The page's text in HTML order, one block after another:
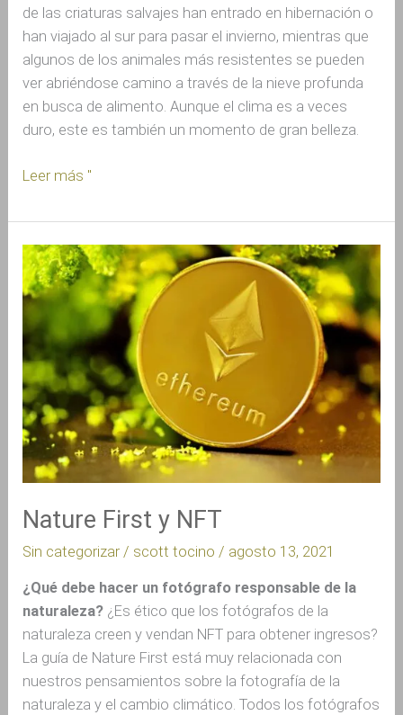
de las criaturas salvajes han entrado en hibernación o
han viajado al sur para pasar el invierno, mientras que
algunos de los animales más resistentes se pueden
ver abriéndose camino a través de la nieve profunda
en busca de alimento. Aunque el clima es a veces
duro, este es también un momento de gran belleza.
Leer más "
Nature First y NFT
Sin categorizar / scott tocino/ agosto 13, 2021
¿Qué debe hacer un fotógrafo responsable de la
naturaleza? ¿Es ético que los fotógrafos de la
naturaleza creen y vendan NFT para obtener ingresos?
La guía de Nature First está muy relacionada con
nuestros pensamientos sobre la fotografía de la
naturaleza y el cambio climático. Todos los fotógrafos
Nature
First
y
NFT